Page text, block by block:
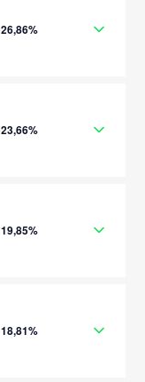
26,86%
23,66%
19,85%
18,81%